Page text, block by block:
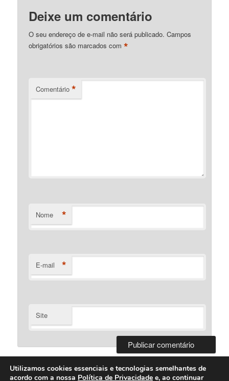
Deixe um comentário
O seu endereço de e-mail não será publicado. Campos
obrigatórios são marcados com*
Comentário *
Nome *
E-mail *
Site
Utilizamos cookies essenciais e tecnologias semelhantes de
acordo com a nossa Política de Privacidade e, ao continuar